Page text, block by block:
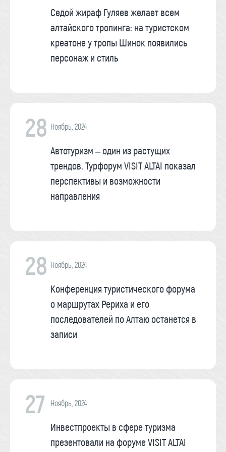
Седой жираф Гуляев желает всем
алтайского тропинга: на туристском
креатоне у тропы Шинок появились
персонаж и стиль
28 Ноябрь, 2024
Автотуризм – один из растущих
трендов. Турфорум VISIT ALTAI показал
перспективы и возможности
направления
28 Ноябрь, 2024
Конференция туристического форума
о маршрутах Рериха и его
последователей по Алтаю останется в
записи
27 Ноябрь, 2024
Инвестпроекты в сфере туризма
презентовали на форуме VISIT ALTAI